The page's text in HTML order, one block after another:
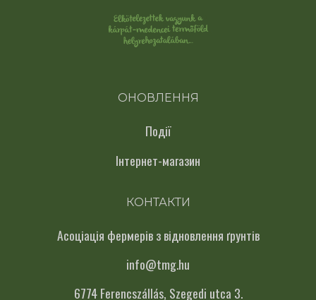
ОНОВЛЕННЯ
Події
Інтернет-магазин
КОНТАКТИ
Асоціація фермерів з відновлення ґрунтів
info@tmg.hu
6774 Ferencszállás, Szegedi utca 3.